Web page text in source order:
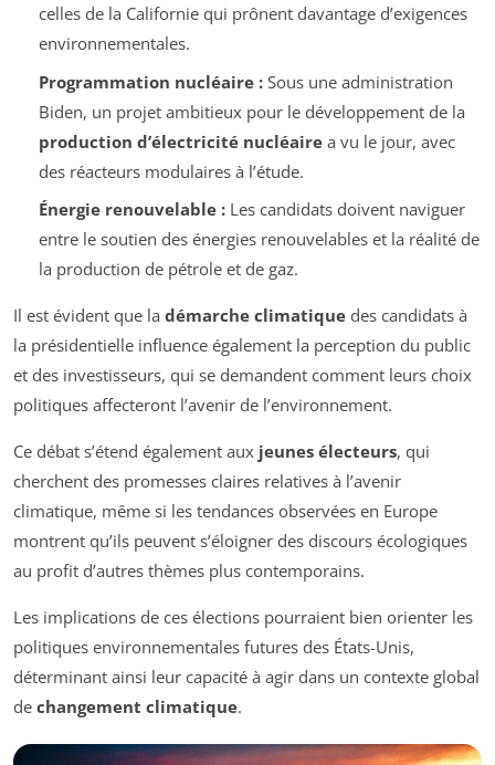
celles de la Californie qui prônent davantage d’exigences
environnementales.
Programmation nucléaire :Sous une administration
Biden, un projet ambitieux pour le développement de la
production d’électricité nucléairea vu le jour, avec
des réacteurs modulaires à l’étude.
Énergie renouvelable :Les candidats doivent naviguer
entre le soutien des énergies renouvelables et la réalité de
la production de pétrole et de gaz.
Il est évident que la démarche climatique des candidats à
la présidentielle influence également la perception du public
et des investisseurs, qui se demandent comment leurs choix
politiques affecteront l’avenir de l’environnement.
Ce débat s’étend également aux jeunes électeurs, qui
cherchent des promesses claires relatives à l’avenir
climatique, même si les tendances observées en Europe
montrent qu’ils peuvent s’éloigner des discours écologiques
au profit d’autres thèmes plus contemporains.
Les implications de ces élections pourraient bien orienter les
politiques environnementales futures des États-Unis,
déterminant ainsi leur capacité à agir dans un contexte global
de changement climatique.